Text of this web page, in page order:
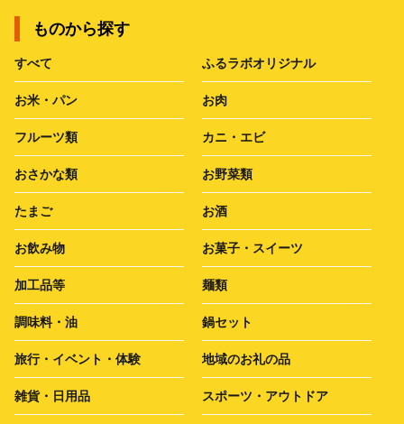
ものから探す
すべて ふるラボオリジナル
お米・パン お肉
フルーツ類 カニ・エビ
おさかな類 お野菜類
たまご お酒
お飲み物 お菓子・スイーツ
加工品等 麺類
調味料・油 鍋セット
旅行・イベント・体験 地域のお礼の品
雑貨・日用品 スポーツ・アウトドア